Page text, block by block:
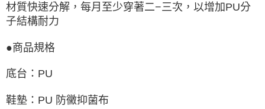
材質快速分解，每月至少穿著二−三次，以增加PU分
子結構耐力
●商品規格
底台：PU
鞋墊：PU 防黴抑菌布